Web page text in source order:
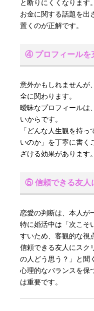
と断りにくくなります。
お金に関する話題を出
置くのが正解です。
④ プロフィールを
意外かもしれませんが
全に関わります。
曖昧なプロフィールは
いからです。
「どんな人生観を持
いのか」を丁寧に書く
ざける効果があります。
⑤ 信頼できる友人
恋愛の判断は、本人が
特に婚活中は「次こそ
すいため、客観的な視
信頼できる友人にスク
の人どう思う？」と聞
心理的なバランスを保
は重要です。